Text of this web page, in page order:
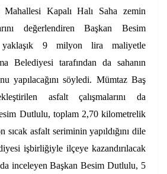
Kapalı Halı Saha zemin
değerlendiren Başkan Besim
9 milyon lira maliyetle
Belediyesi tarafından da sahanın
yapılacağını söyledi. Mümtaz Baş
asfalt çalışmalarını da
Dutlulu, toplam 2,70 kilometrelik
sıcak asfalt seriminin yapıldığını dile
işbirliğiyle ilçeye kazandırılacak
inceleyen Başkan Besim Dutlulu, 5